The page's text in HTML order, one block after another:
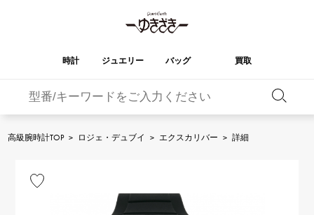
時計 ジュエリー バッグ 買取
ランゲ＆ゾーネ
YUKIZAKI
ジュエリー
ジュエリー
バーキン オータクロア
高級腕時計TOP > ロジェ・デュブイ > エクスカリバー > 詳細